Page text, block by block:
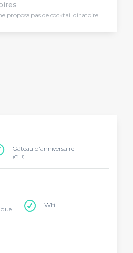
propose pas de cocktail dînatoire
Gâteau d'anniversaire
(Oui)
Wifi